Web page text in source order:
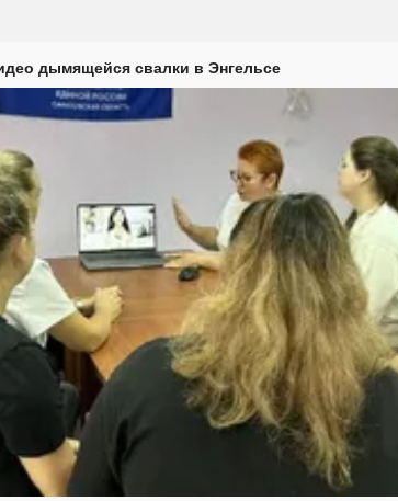
дымящейся свалки в Энгельсе